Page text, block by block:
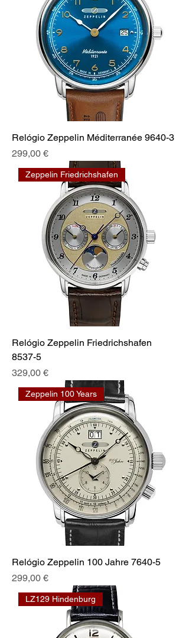
Relógio Zeppelin Méditerranée 9640-3
Preço
299,00 €
Zeppelin Friedrichshafen
Relógio Zeppelin Friedrichshafen
8537-5
Preço
329,00 €
Zeppelin 100 Years
Relógio Zeppelin 100 Jahre 7640-5
Preço
299,00 €
LZ129 Hindenburg